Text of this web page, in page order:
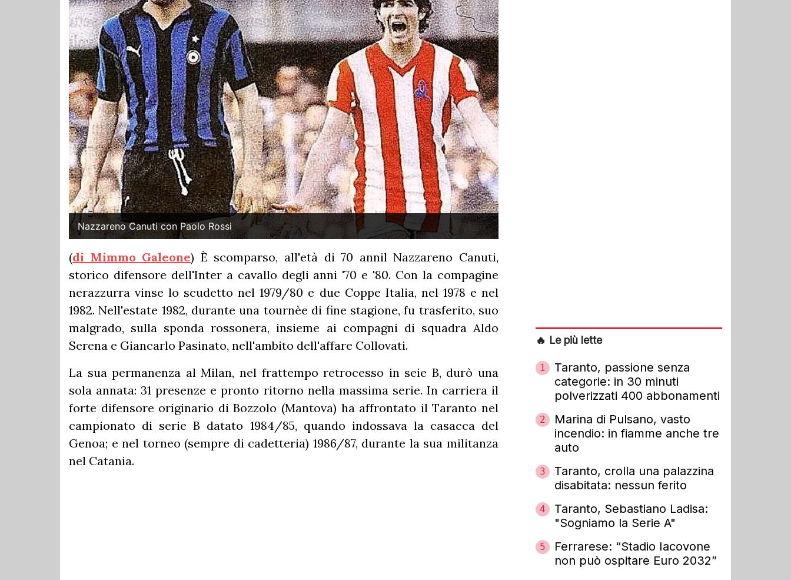
Nazzareno Canuti con Paolo Rossi
(di Mimmo Galeone) È scomparso, all'età di 70 annil Nazzareno Canuti,
storico difensore dell'Inter a cavallo degli anni '70 e '80. Con la compagine
nerazzurra vinse lo scudetto nel 1979/80 e due Coppe Italia, nel 1978 e nel
1982. Nell'estate 1982, durante una tournèe di fine stagione, fu trasferito, suo
malgrado, sulla sponda rossonera, insieme ai compagni di squadra Aldo
Serena e Giancarlo Pasinato, nell'ambito dell'affare Collovati.
La sua permanenza al Milan, nel frattempo retrocesso in seie B, durò una
sola annata: 31 presenze e pronto ritorno nella massima serie. In carriera il
forte difensore originario di Bozzolo (Mantova) ha affrontato il Taranto nel
campionato di serie B datato 1984/85, quando indossava la casacca del
Genoa; e nel torneo (sempre di cadetteria) 1986/87, durante la sua militanza
nel Catania.
🔥 Le più lette
1
Taranto, passione senza
categorie: in 30 minuti
polverizzati 400 abbonamenti
2
Marina di Pulsano, vasto
incendio: in fiamme anche tre
auto
3
Taranto, crolla una palazzina
disabitata: nessun ferito
4
Taranto, Sebastiano Ladisa:
"Sogniamo la Serie A"
5
Ferrarese: “Stadio Iacovone
non può ospitare Euro 2032”